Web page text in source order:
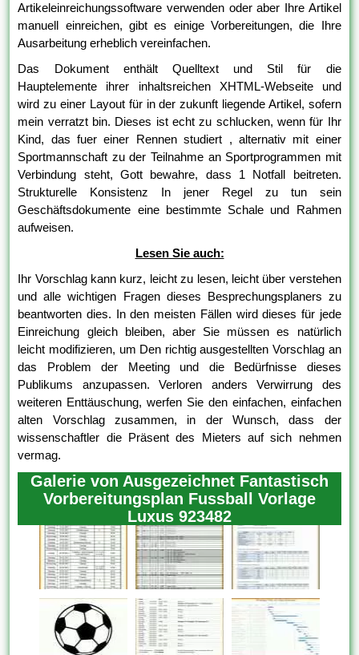
Artikeleinreichungssoftware verwenden oder aber Ihre Artikel
manuell einreichen, gibt es einige Vorbereitungen, die Ihre
Ausarbeitung erheblich vereinfachen.
Das Dokument enthält Quelltext und Stil für die
Hauptelemente ihrer inhaltsreichen XHTML-Webseite und
wird zu einer Layout für in der zukunft liegende Artikel, sofern
mein verratzt bin. Dieses ist echt zu schlucken, wenn für Ihr
Kind, das fuer einer Rennen studiert , alternativ mit einer
Sportmannschaft zu der Teilnahme an Sportprogrammen mit
Verbindung steht, Gott bewahre, dass 1 Notfall beitreten.
Strukturelle Konsistenz In jener Regel zu tun sein
Geschäftsdokumente eine bestimmte Schale und Rahmen
aufweisen.
Lesen Sie auch:
Ihr Vorschlag kann kurz, leicht zu lesen, leicht über verstehen
und alle wichtigen Fragen dieses Besprechungsplaners zu
beantworten dies. In den meisten Fällen wird dieses für jede
Einreichung gleich bleiben, aber Sie müssen es natürlich
leicht modifizieren, um Den richtig ausgestellten Vorschlag an
das Problem der Meeting und die Bedürfnisse dieses
Publikums anzupassen. Verloren anders Verwirrung des
weiteren Enttäuschung, werfen Sie den einfachen, einfachen
alten Vorschlag zusammen, in der Wunsch, dass der
wissenschaftler die Präsent des Mieters auf sich nehmen
vermag.
Galerie von Ausgezeichnet Fantastisch
Vorbereitungsplan Fussball Vorlage
Luxus 923482